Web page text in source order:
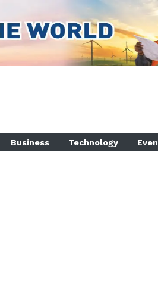
Business Technology